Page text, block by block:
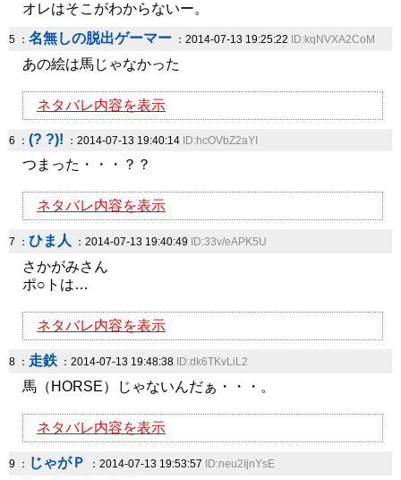
オレはそこがわからないー。
5 ： 名無しの脱出ゲーマー ：2014-07-13 19:25:22 ID:kqNVXA2CoM
あの絵は馬じゃなかった
ネタバレ内容を表示
6 ： (? ?)! ：2014-07-13 19:40:14 ID:hcOVbZ2aYI
つまった・・・？？
ネタバレ内容を表示
7 ： ひま人 ：2014-07-13 19:40:49 ID:33v/eAPK5U
さかがみさん
ポ○トは…
ネタバレ内容を表示
8 ： 走鉄 ：2014-07-13 19:48:38 ID:dk6TKvLiL2
馬（HORSE）じゃないんだぁ・・・。
ネタバレ内容を表示
9 ： じゃがＰ ：2014-07-13 19:53:57 ID:neu2IjnYsE